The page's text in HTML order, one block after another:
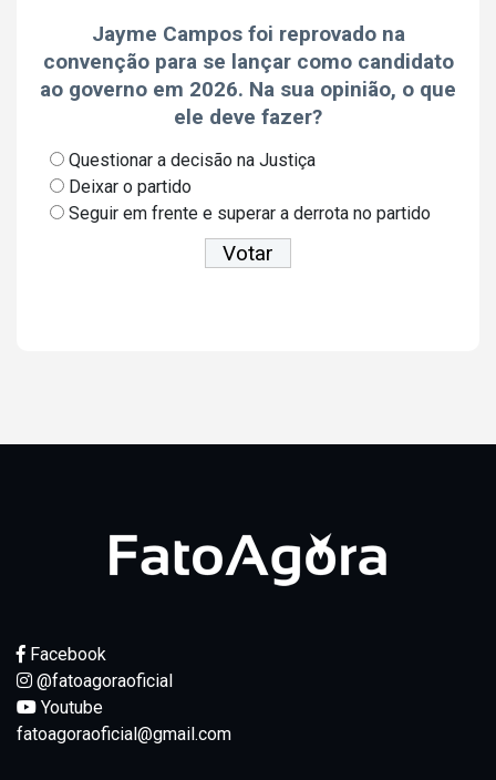
Jayme Campos foi reprovado na
convenção para se lançar como candidato
ao governo em 2026. Na sua opinião, o que
ele deve fazer?
Questionar a decisão na Justiça
Deixar o partido
Seguir em frente e superar a derrota no partido
Facebook
@fatoagoraoficial
Youtube
fatoagoraoficial@gmail.com